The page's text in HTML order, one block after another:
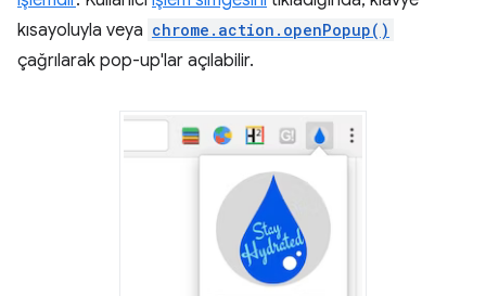
kısayoluyla veya chrome.action.openPopup()
çağrılarak pop-up'lar açılabilir.